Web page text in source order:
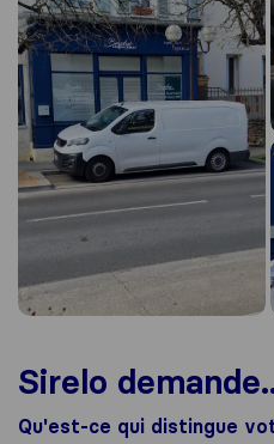
Sirelo
Qu'est-ce qui distingue